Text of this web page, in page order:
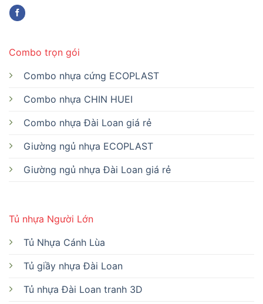
Tủ nhựa Người Lớn
Tủ Nhựa Cánh Lùa
Tủ giầy nhựa Đài Loan
Tủ nhựa Đài Loan tranh 3D
Combo trọn gói
Combo nhựa cứng ECOPLAST
Combo nhựa CHIN HUEI
Combo nhựa Đài Loan giá rẻ
Giường ngủ nhựa ECOPLAST
Giường ngủ nhựa Đài Loan giá rẻ